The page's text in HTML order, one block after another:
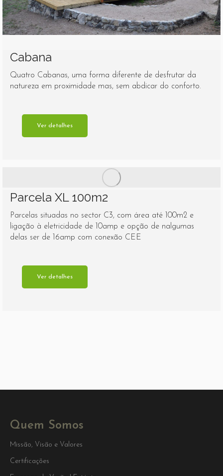
Cabana
Quatro Cabanas, uma forma diferente de desfrutar da
natureza em proximidade mas, sem abdicar do conforto.
Ver detalhes
Parcela XL 100m2
Parcelas situadas no sector C3, com área até 100m2 e
ligação à eletricidade de 10amp e opção de nalgumas
delas ser de 16amp com conexão CEE
Ver detalhes
Quem Somos
Missão, Visão e Valores
Certificações